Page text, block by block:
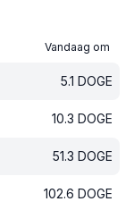
Vandaag om
5.1 DOGE
10.3 DOGE
51.3 DOGE
102.6 DOGE